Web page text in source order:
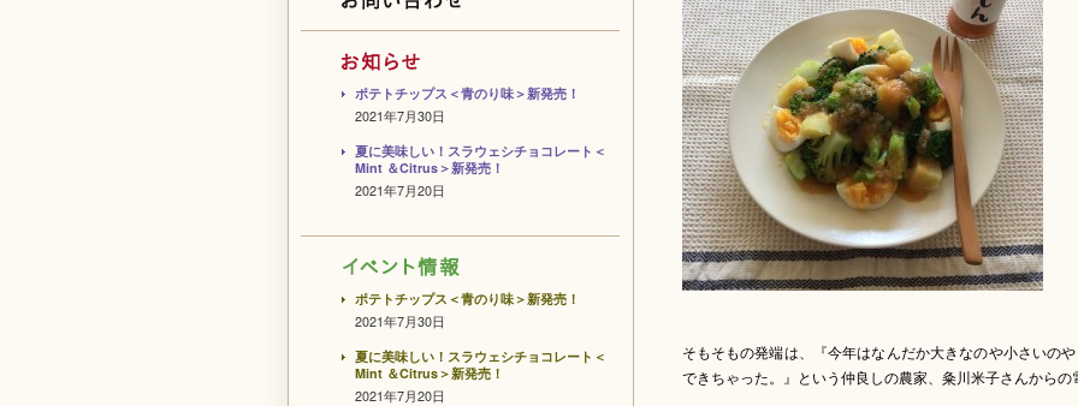
そもそもの発端は、『今年はなんだか大きなのや小さいの
できちゃった。』という仲良しの農家、粂川米子さんからの
ポテトチップス＜青のり味＞新発売！
2021年7月30日
夏に美味しい！スラウェシチョコレート＜
Mint ＆Citrus＞新発売！
2021年7月20日
ポテトチップス＜青のり味＞新発売！
2021年7月30日
夏に美味しい！スラウェシチョコレート＜
Mint ＆Citrus＞新発売！
2021年7月20日